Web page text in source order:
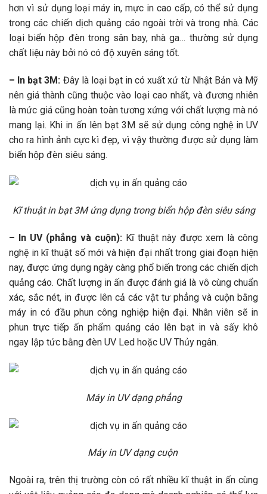
hơn vì sử dụng loại máy in, mực in cao cấp, có thể sử dụng
trong các chiến dịch quảng cáo ngoài trời và trong nhà. Các
loại biển hộp đèn trong sân bay, nhà ga… thường sử dụng
chất liệu này bởi nó có độ xuyên sáng tốt.
– In bạt 3M: Đây là loại bạt in có xuất xứ từ Nhật Bản và Mỹ
nên giá thành cũng thuộc vào loại cao nhất, và đương nhiên
là mức giá cũng hoàn toàn tương xứng với chất lượng mà nó
mang lại. Khi in ấn lên bạt 3M sẽ sử dụng công nghệ in UV
cho ra hình ảnh cực kì đẹp, vì vậy thường được sử dụng làm
biển hộp đèn siêu sáng.
Kĩ thuật in bạt 3M ứng dụng trong biển hộp đèn siêu sáng
– In UV (phẳng và cuộn): Kĩ thuật này được xem là công
nghệ in kĩ thuật số mới và hiện đại nhất trong giai đoạn hiện
nay, được ứng dụng ngày càng phổ biến trong các chiến dịch
quảng cáo. Chất lượng in ấn được đánh giá là vô cùng chuẩn
xác, sắc nét, in được lên cả các vật tư phẳng và cuộn bằng
máy in có đầu phun công nghiệp hiện đại. Nhân viên sẽ in
phun trực tiếp ấn phẩm quảng cáo lên bạt in và sấy khô
ngay lập tức bằng đèn UV Led hoặc UV Thủy ngân.
Máy in UV dạng phẳng
Máy in UV dạng cuộn
Ngoài ra, trên thị trường còn có rất nhiều kĩ thuật in ấn cùng